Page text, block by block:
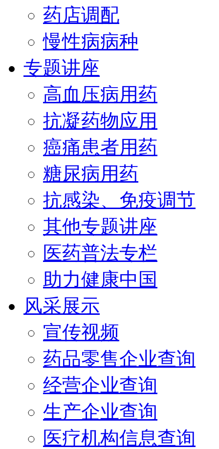
药店调配
慢性病病种
专题讲座
高血压病用药
抗凝药物应用
癌痛患者用药
糖尿病用药
抗感染、免疫调节
其他专题讲座
医药普法专栏
助力健康中国
风采展示
宣传视频
药品零售企业查询
经营企业查询
生产企业查询
医疗机构信息查询